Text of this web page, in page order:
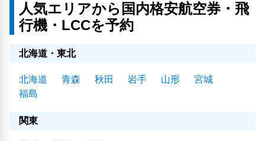
人気エリアから国内格安航空券・飛
行機・LCCを予約
北海道・東北
北海道 青森 秋田 岩手 山形
宮城
福島
関東